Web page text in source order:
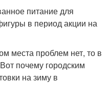
питание для
в период акции на
места проблем нет, то в
почему городским
на зиму в